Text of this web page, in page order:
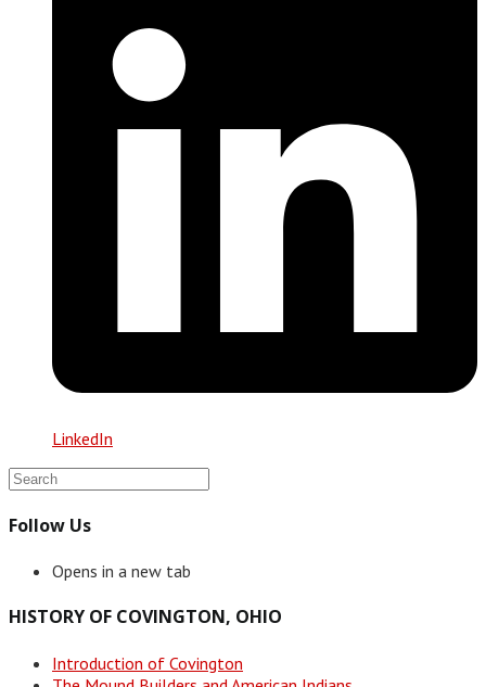
LinkedIn
Follow Us
Opens in a new tab
HISTORY OF COVINGTON, OHIO
Introduction of Covington